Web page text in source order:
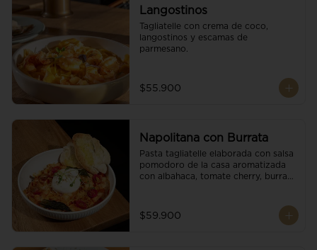
Langostinos
Tagliatelle con crema de coco,
langostinos y escamas de
parmesano.
$55.900
Napolitana con Burrata
Pasta tagliatelle elaborada con salsa
pomodoro de la casa aromatizada
con albahaca, tomate cherry, burrata
$59.900